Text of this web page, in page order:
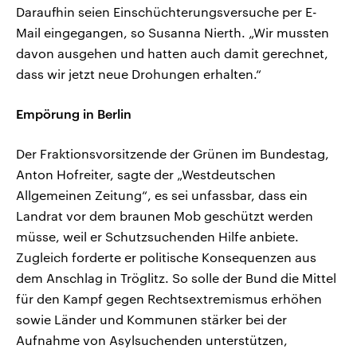
Daraufhin seien Einschüchterungsversuche per E-
Mail eingegangen, so Susanna Nierth. „Wir mussten
davon ausgehen und hatten auch damit gerechnet,
dass wir jetzt neue Drohungen erhalten.“
Empörung in Berlin
Der Fraktionsvorsitzende der Grünen im Bundestag,
Anton Hofreiter, sagte der „Westdeutschen
Allgemeinen Zeitung“, es sei unfassbar, dass ein
Landrat vor dem braunen Mob geschützt werden
müsse, weil er Schutzsuchenden Hilfe anbiete.
Zugleich forderte er politische Konsequenzen aus
dem Anschlag in Tröglitz. So solle der Bund die Mittel
für den Kampf gegen Rechtsextremismus erhöhen
sowie Länder und Kommunen stärker bei der
Aufnahme von Asylsuchenden unterstützen,